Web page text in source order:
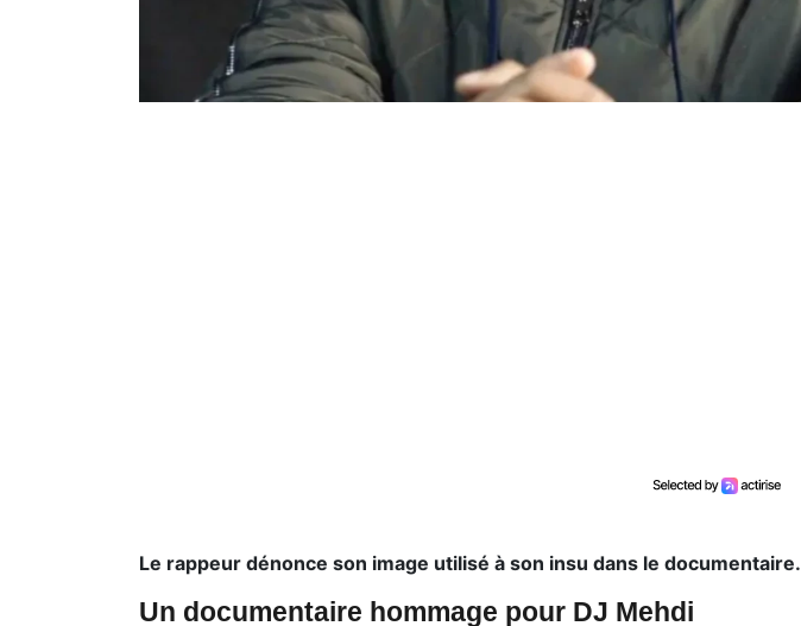
Le rappeur dénonce son image utilisé à son insu dans le documentaire.
Un documentaire hommage pour DJ Mehdi